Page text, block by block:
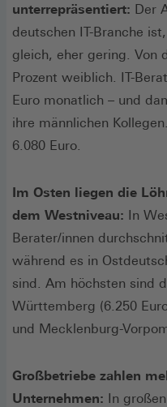
unterrepräsentiert: Der
deutschen IT-Branche
gleich, eher gering. Von
Prozent weiblich. IT-
Euro monatlich – und
ihre männlichen
6.080 Euro.
Im Osten liegen die
dem Westniveau: In
Berater/innen
während es in
sind. Am höchsten sind
Württemberg (6.250
und Mecklenburg-
Großbetriebe zahlen
Unternehmen: In